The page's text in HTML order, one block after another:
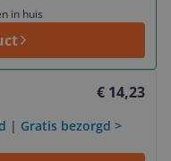
in huis
€ 14,23
| Gratis bezorgd >